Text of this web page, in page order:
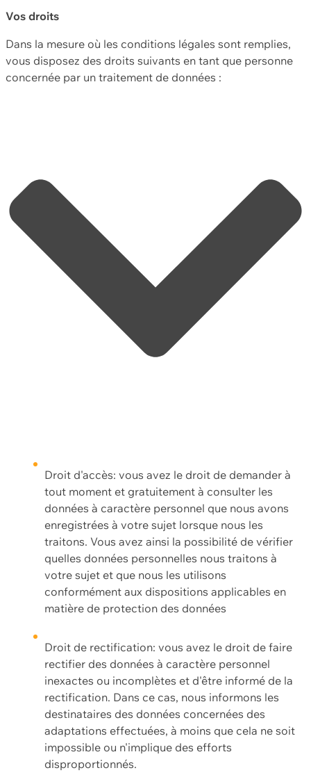
Vos droits
Dans la mesure où les conditions légales sont remplies,
vous disposez des droits suivants en tant que personne
concernée par un traitement de données :
Droit d'accès: vous avez le droit de demander à
tout moment et gratuitement à consulter les
données à caractère personnel que nous avons
enregistrées à votre sujet lorsque nous les
traitons. Vous avez ainsi la possibilité de vérifier
quelles données personnelles nous traitons à
votre sujet et que nous les utilisons
conformément aux dispositions applicables en
matière de protection des données
Droit de rectification: vous avez le droit de faire
rectifier des données à caractère personnel
inexactes ou incomplètes et d'être informé de la
rectification. Dans ce cas, nous informons les
destinataires des données concernées des
adaptations effectuées, à moins que cela ne soit
impossible ou n'implique des efforts
disproportionnés.